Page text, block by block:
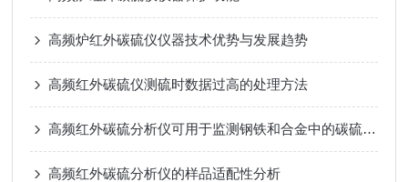
高频炉红外碳硫仪仪器技术优势与发展趋势
高频红外碳硫仪测硫时数据过高的处理方法
高频红外碳硫分析仪可用于监测钢铁和合金中的碳硫含量
高频红外碳硫分析仪的样品适配性分析